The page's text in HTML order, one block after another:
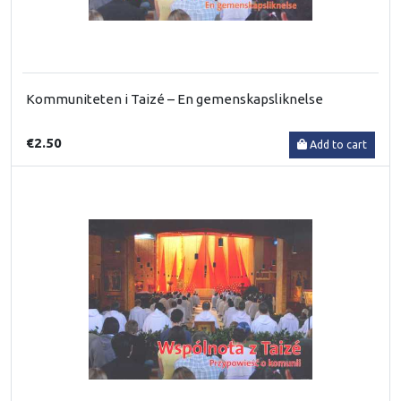
Kommuniteten i Taizé – En gemenskapsliknelse
€2.50 Add to cart